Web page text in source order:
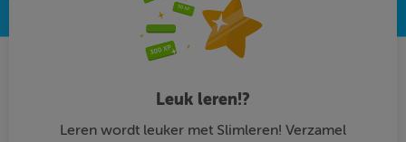
Leuk leren!?
Leren wordt leuker met Slimleren! Verzamel